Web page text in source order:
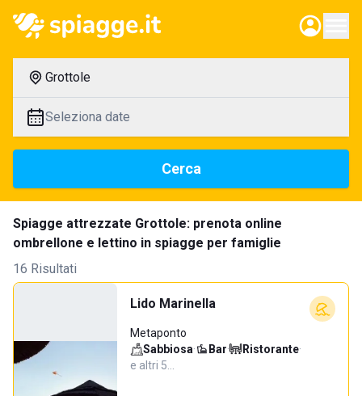
Grottole
Seleziona date
Cerca
Spiagge attrezzate Grottole: prenota online
ombrellone e lettino in spiagge per famiglie
16 Risultati
Lido Marinella
Metaponto
Sabbiosa· Bar· Ristorante·
e altri 5…